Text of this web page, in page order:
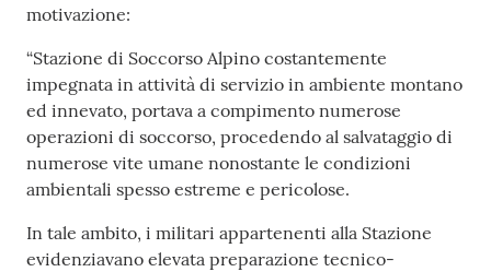
motivazione:
“Stazione di Soccorso Alpino costantemente
impegnata in attività di servizio in ambiente montano
ed innevato, portava a compimento numerose
operazioni di soccorso, procedendo al salvataggio di
numerose vite umane nonostante le condizioni
ambientali spesso estreme e pericolose.
In tale ambito, i militari appartenenti alla Stazione
evidenziavano elevata preparazione tecnico-